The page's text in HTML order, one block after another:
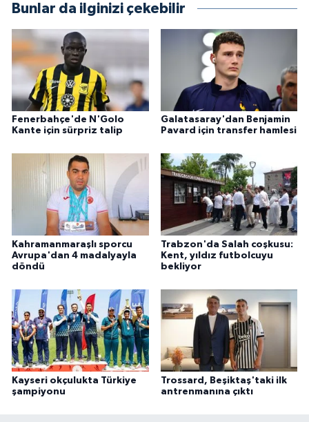
Bunlar da ilginizi çekebilir
Fenerbahçe'de N'Golo
Kante için sürpriz talip
Galatasaray'dan Benjamin
Pavard için transfer hamlesi
Kahramanmaraşlı sporcu
Avrupa'dan 4 madalyayla
döndü
Trabzon'da Salah coşkusu:
Kent, yıldız futbolcuyu
bekliyor
Kayseri okçulukta Türkiye
şampiyonu
Trossard, Beşiktaş'taki ilk
antrenmanına çıktı